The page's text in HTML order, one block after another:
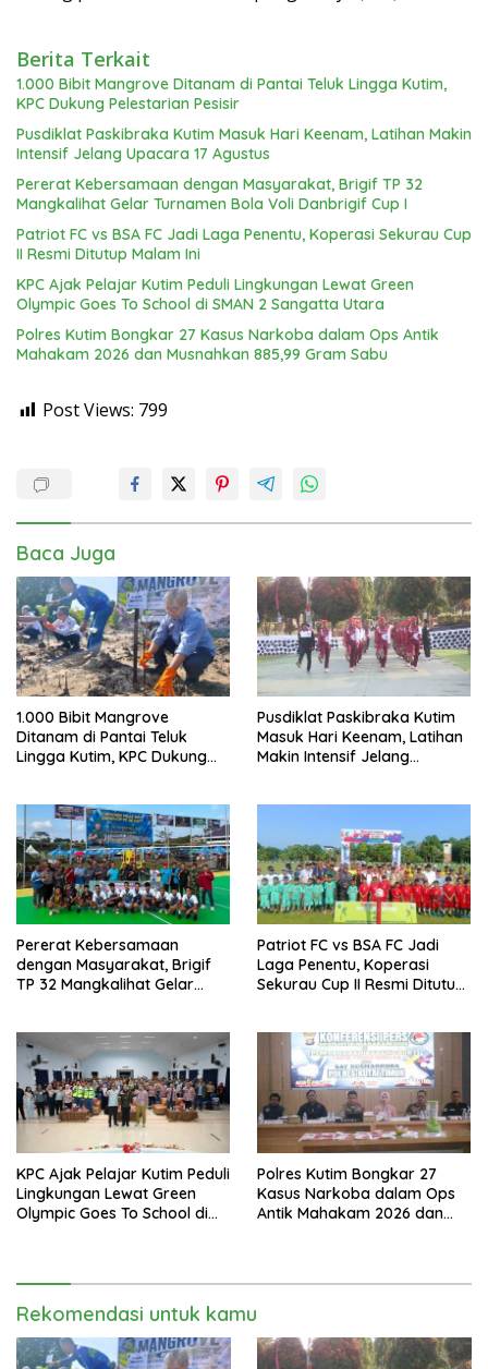
Berita Terkait
1.000 Bibit Mangrove Ditanam di Pantai Teluk Lingga Kutim,
KPC Dukung Pelestarian Pesisir
Pusdiklat Paskibraka Kutim Masuk Hari Keenam, Latihan Makin
Intensif Jelang Upacara 17 Agustus
Pererat Kebersamaan dengan Masyarakat, Brigif TP 32
Mangkalihat Gelar Turnamen Bola Voli Danbrigif Cup I
Patriot FC vs BSA FC Jadi Laga Penentu, Koperasi Sekurau Cup
II Resmi Ditutup Malam Ini
KPC Ajak Pelajar Kutim Peduli Lingkungan Lewat Green
Olympic Goes To School di SMAN 2 Sangatta Utara
Polres Kutim Bongkar 27 Kasus Narkoba dalam Ops Antik
Mahakam 2026 dan Musnahkan 885,99 Gram Sabu
Post Views: 799
Baca Juga
1.000 Bibit Mangrove
Ditanam di Pantai Teluk
Lingga Kutim, KPC Dukung
Pusdiklat Paskibraka Kutim
Masuk Hari Keenam, Latihan
Makin Intensif Jelang
Pererat Kebersamaan
dengan Masyarakat, Brigif
TP 32 Mangkalihat Gelar
Patriot FC vs BSA FC Jadi
Laga Penentu, Koperasi
Sekurau Cup II Resmi Ditutup
KPC Ajak Pelajar Kutim Peduli
Lingkungan Lewat Green
Olympic Goes To School di
Polres Kutim Bongkar 27
Kasus Narkoba dalam Ops
Antik Mahakam 2026 dan
Rekomendasi untuk kamu